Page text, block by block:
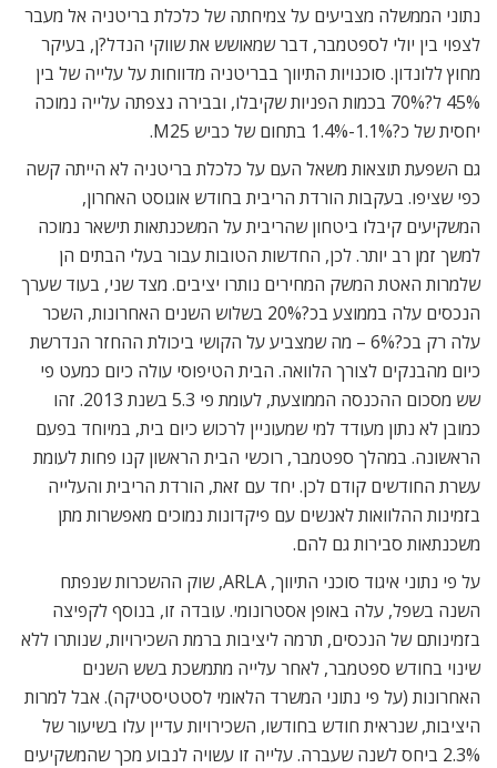
נתוני הממשלה מצביעים על צמיחתה של כלכלת בריטניה אל מעבר
לצפוי בין יולי לספטמבר, דבר שמאושש את שווקי הנדל?ן, בעיקר
מחוץ ללונדון. סוכנויות התיווך בבריטניה מדווחות על עלייה של בין
45% ל?70% בכמות הפניות שקיבלו, ובבירה נצפתה עלייה נמוכה
יחסית של כ?1.1%-1.4% בתחום של כביש M25.
גם השפעת תוצאות משאל העם על כלכלת בריטניה לא הייתה קשה
כפי שציפו. בעקבות הורדת הריבית בחודש אוגוסט האחרון,
המשקיעים קיבלו ביטחון שהריבית על המשכנתאות תישאר נמוכה
למשך זמן רב יותר. לכן, החדשות הטובות עבור בעלי הבתים הן
שלמרות האטת המשק המחירים נותרו יציבים. מצד שני, בעוד שערך
הנכסים עלה בממוצע בכ?20% בשלוש השנים האחרונות, השכר
עלה רק בכ?6% – מה שמצביע על הקושי ביכולת ההחזר הנדרשת
כיום מהבנקים לצורך הלוואה. הבית הטיפוסי עולה כיום כמעט פי
שש מסכום ההכנסה הממוצעת, לעומת פי 5.3 בשנת 2013. זהו
כמובן לא נתון מעודד למי שמעוניין לרכוש כיום בית, במיוחד בפעם
הראשונה. במהלך ספטמבר, רוכשי הבית הראשון קנו פחות לעומת
עשרת החודשים קודם לכן. יחד עם זאת, הורדת הריבית והעלייה
בזמינות ההלוואות לאנשים עם פיקדונות נמוכים מאפשרות מתן
משכנתאות סבירות גם להם.
על פי נתוני איגוד סוכני התיווך, ARLA, שוק ההשכרות שנפתח
השנה בשפל, עלה באופן אסטרונומי. עובדה זו, בנוסף לקפיצה
בזמינותם של הנכסים, תרמה ליציבות ברמת השכירויות, שנותרו ללא
שינוי בחודש ספטמבר, לאחר עלייה מתמשכת בשש השנים
האחרונות (על פי נתוני המשרד הלאומי לסטטיסטיקה). אבל למרות
היציבות, שנראית חודש בחודשו, השכירויות עדיין עלו בשיעור של
2.3% ביחס לשנה שעברה. עלייה זו עשויה לנבוע מכך שהמשקיעים